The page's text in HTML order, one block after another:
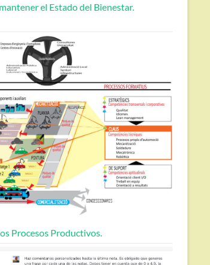
el Estado del Bienestar.
Procesos Productivos.